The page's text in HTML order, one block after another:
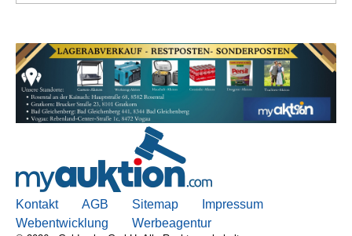
Kontakt AGB Sitemap
Impressum
Webentwicklung
Werbeagentur